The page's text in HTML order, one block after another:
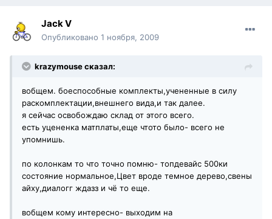
Jack V
Опубликовано 1 ноября, 2009
krazymouse сказал:
вобщем. боеспособные комплекты,учененные в силу
раскомплектации,внешнего вида,и так далее.
я сейчас освобождаю склад от этого всего.
есть уцененка матплаты,еще чтото было- всего не
упомнишь.
по колонкам то что точно помню- топдевайс 500ки
состояние нормальное,Цвет вроде темное дерево,свены
айху,диалогг ждазз и чё то еще.
вобщем кому интересно- выходим на